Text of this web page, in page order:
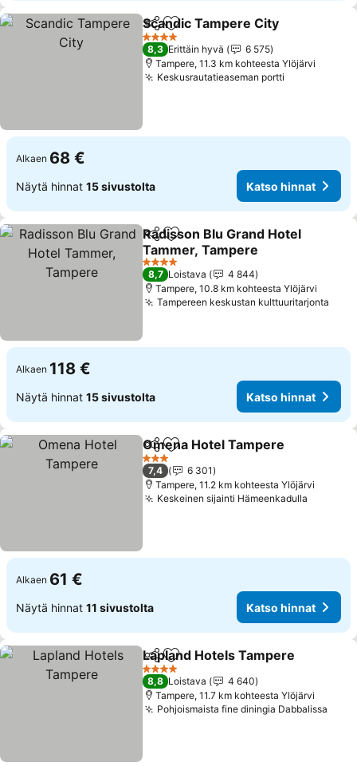
Jaa Lisää suosikkeihin
Scandic Tampere City
4 Tähtiluokitus
8,3 Erittäin hyvä
6 575
Tampere, 11.3 km kohteesta Ylöjärvi
Keskusrautatieaseman portti
Alkaen 68 €
Näytä hinnat 15 sivustolta Katso hinnat
Jaa Lisää suosikkeihin
Radisson Blu Grand Hotel
Tammer, Tampere
Katso hinnat
4 Tähtiluokitus
8,7 Loistava
4 844
Tampere, 10.8 km kohteesta Ylöjärvi
Tampereen keskustan kulttuuritarjonta
Alkaen 118 €
Näytä hinnat 15 sivustolta Katso hinnat
Jaa Lisää suosikkeihin
Omena Hotel Tampere
3 Tähtiluokitus
7,4
6 301
Tampere, 11.2 km kohteesta Ylöjärvi
Keskeinen sijainti Hämeenkadulla
Alkaen 61 €
Näytä hinnat 11 sivustolta Katso hinnat
Jaa Lisää suosikkeihin
Lapland Hotels Tampere
4 Tähtiluokitus
8,8 Loistava
4 640
Tampere, 11.7 km kohteesta Ylöjärvi
Pohjoismaista fine diningia Dabbalissa